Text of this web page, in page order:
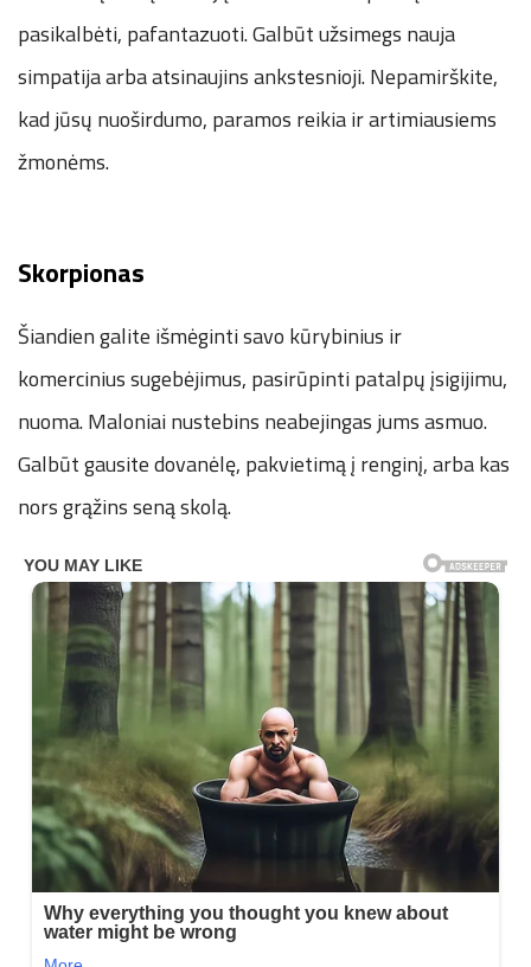
pasikalbėti, pafantazuoti. Galbūt užsimegs nauja
simpatija arba atsinaujins ankstesnioji. Nepamirškite,
kad jūsų nuoširdumo, paramos reikia ir artimiausiems
žmonėms.
Skorpionas
Šiandien galite išmėginti savo kūrybinius ir
komercinius sugebėjimus, pasirūpinti patalpų įsigijimu,
nuoma. Maloniai nustebins neabejingas jums asmuo.
Galbūt gausite dovanėlę, pakvietimą į renginį, arba kas
nors grąžins seną skolą.